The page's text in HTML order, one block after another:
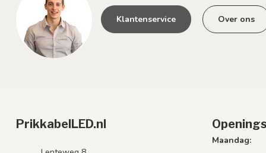
Klantenservice Over ons
PrikkabelLED.nl
Maandag: